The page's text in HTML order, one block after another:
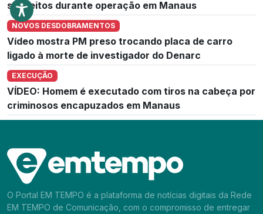
suspeitos durante operação em Manaus
NOVOS DESDOBRAMENTOS
Vídeo mostra PM preso trocando placa de carro
ligado à morte de investigador do Denarc
EXECUÇÃO
VÍDEO: Homem é executado com tiros na cabeça por
criminosos encapuzados em Manaus
O Portal EM TEMPO é a plataforma de notícias digitais da Rede
EM TEMPO de Comunicação, com o compromisso de entregar